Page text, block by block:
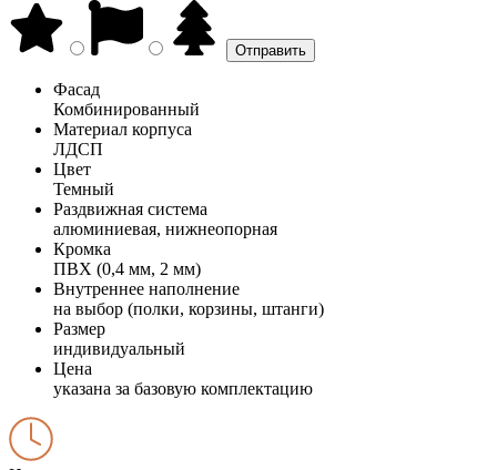
Фасад
Комбинированный
Материал корпуса
ЛДСП
Цвет
Темный
Раздвижная система
алюминиевая, нижнеопорная
Кромка
ПВХ (0,4 мм, 2 мм)
Внутреннее наполнение
на выбор (полки, корзины, штанги)
Размер
индивидуальный
Цена
указана за базовую комплектацию